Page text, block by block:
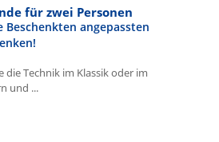
für zwei Personen
angepassten
die Technik im Klassik oder im
und ...